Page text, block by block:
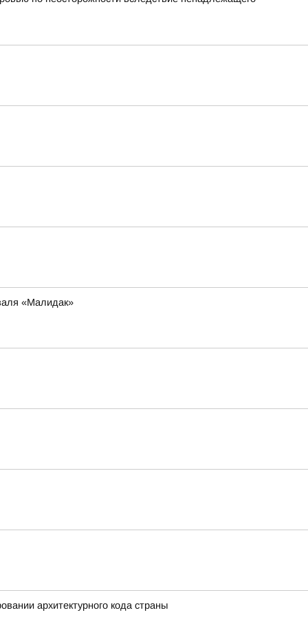
«Малидак»
архитектурного кода страны